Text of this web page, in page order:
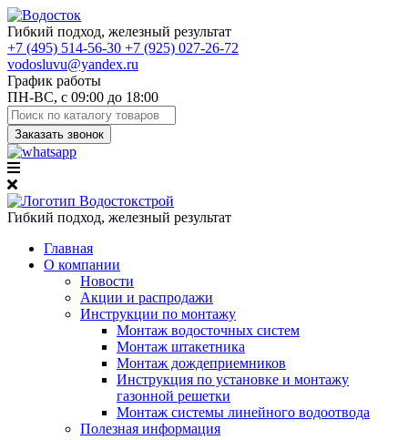
Гибкий подход, железный результат
+7 (495) 514-56-30 +7 (925) 027-26-72
vodosluvu@yandex.ru
График работы
ПН-ВС, с 09:00 до 18:00
Заказать звонок
Гибкий подход, железный результат
Главная
О компании
Новости
Акции и распродажи
Инструкции по монтажу
Монтаж водосточных систем
Монтаж штакетника
Монтаж дождеприемников
Инструкция по установке и монтажу
газонной решетки
Монтаж системы линейного водоотвода
Полезная информация